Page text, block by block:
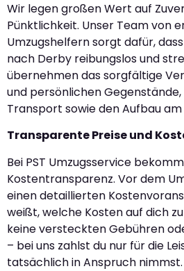
Wir legen großen Wert auf
Pünktlichkeit. Unser Team von
Umzugshelfern sorgt dafür,
nach Derby reibungslos und
übernehmen das sorgfältige
und persönlichen
Transport sowie den Aufbau
Transparente Preise und
Bei PST Umzugsservice
Kostentransparenz. Vor dem
einen detaillierten
weißt, welche Kosten auf dich
keine versteckten Gebühren
– bei uns zahlst du nur für die
tatsächlich in Anspruch nimmst.